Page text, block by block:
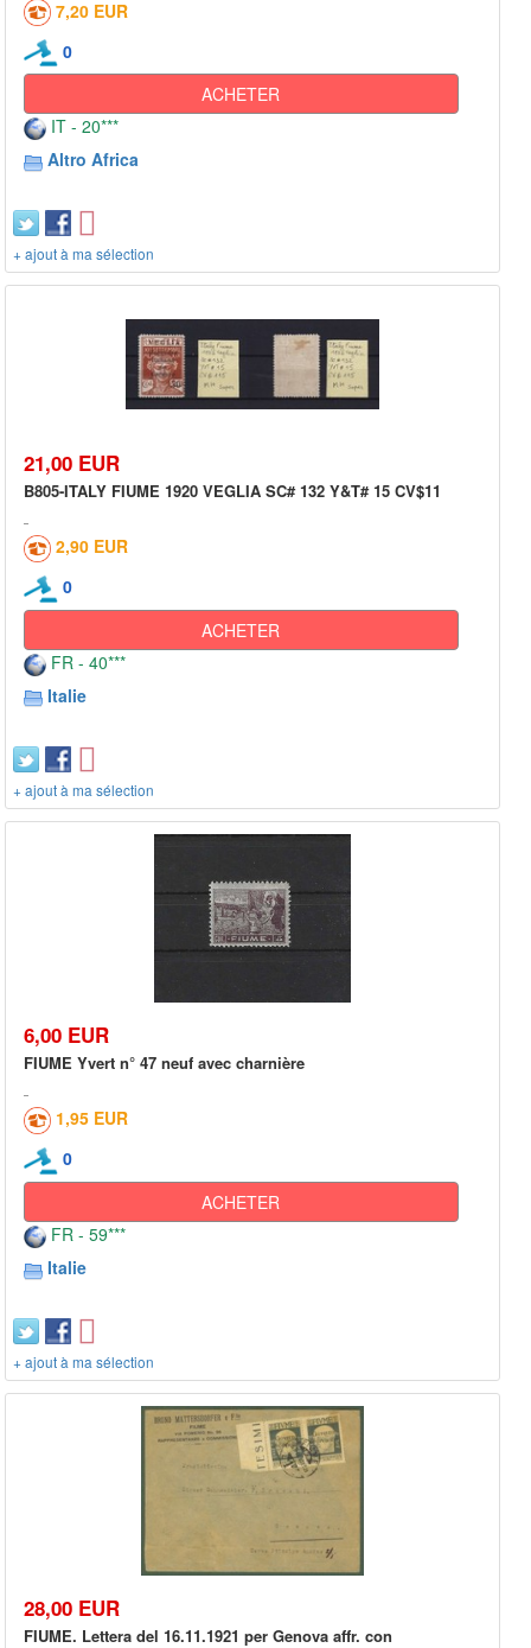
7,20 EUR
0
ACHETER
IT - 20***
Altro Africa
+ ajout à ma sélection
21,00 EUR
B805-ITALY FIUME 1920 VEGLIA SC# 132 Y&T# 15 CV$11
2,90 EUR
0
ACHETER
FR - 40***
Italie
+ ajout à ma sélection
6,00 EUR
FIUME Yvert n° 47 neuf avec charnière
1,95 EUR
0
ACHETER
FR - 59***
Italie
+ ajout à ma sélection
28,00 EUR
FIUME. Lettera del 16.11.1921 per Genova affr. con